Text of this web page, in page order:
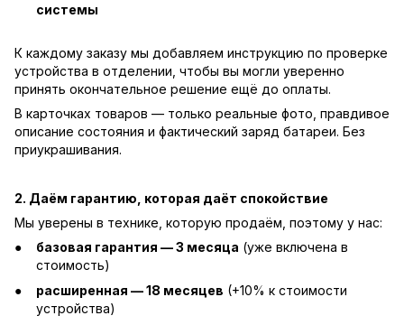
системы
К каждому заказу мы добавляем инструкцию по проверке
устройства в отделении, чтобы вы могли уверенно
принять окончательное решение ещё до оплаты.
В карточках товаров — только реальные фото, правдивое
описание состояния и фактический заряд батареи. Без
приукрашивания.
2. Даём гарантию, которая даёт спокойствие
Мы уверены в технике, которую продаём, поэтому у нас:
базовая гарантия — 3 месяца (уже включена в
стоимость)
расширенная — 18 месяцев (+10% к стоимости
устройства)